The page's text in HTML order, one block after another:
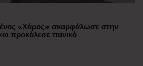
«Χάρος» σκαρφάλωσε στην
προκάλεσε πανικό